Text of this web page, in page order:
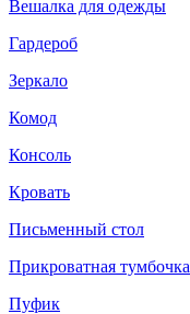
Вешалка для одежды
Гардероб
Зеркало
Комод
Консоль
Кровать
Письменный стол
Прикроватная тумбочка
Пуфик